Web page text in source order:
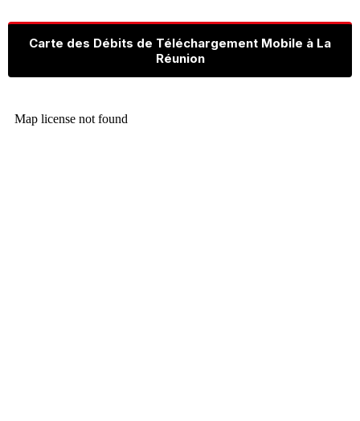
Carte des Débits de Téléchargement Mobile à La
Réunion